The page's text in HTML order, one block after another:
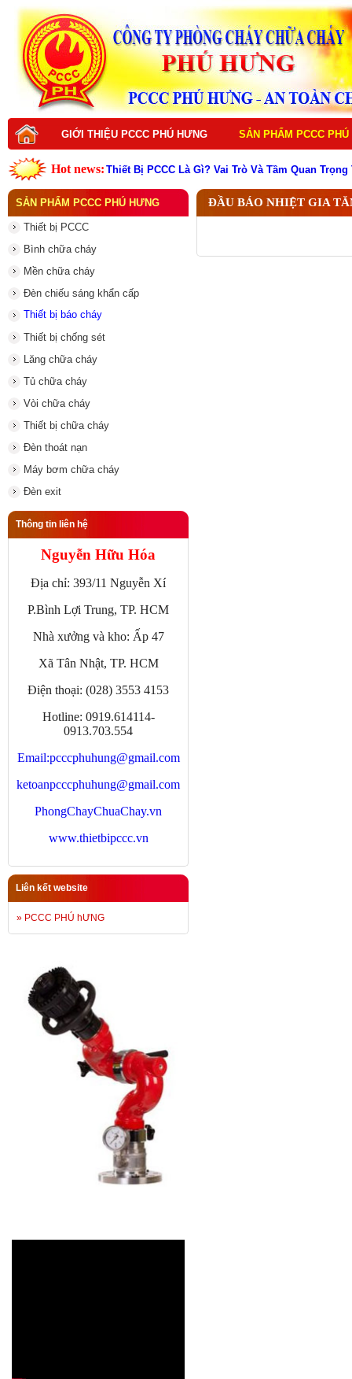
GIỚI THIỆU PCCC PHÚ HƯNG SẢN PHẨM PCCC PHÚ
Hot news: Thiết Bị PCCC Là Gì? Vai Trò Và Tầm Quan
Vì sao nên đầu tư thiết bị PCCC chất lượng cao
Dịch vụ thiết kế hệ thống PCCC
Dịch vụ bảo trì hệ thống PCCC
Dịch vụ nạp sạc bình chữa cháy
SẢN PHẨM PCCC PHÚ HƯNG
Thiết bị PCCC
Bình chữa cháy
Mền chữa cháy
Đèn chiếu sáng khẩn cấp
Thiết bị báo cháy
Thiết bị chống sét
Lăng chữa cháy
Tủ chữa cháy
Vòi chữa cháy
Thiết bị chữa cháy
Đèn thoát nạn
Máy bơm chữa cháy
Đèn exit
Thông tin liên hệ
Nguyễn Hữu Hóa
Địa chỉ: 393/11 Nguyễn Xí
P.Bình Lợi Trung, TP. HCM
Nhà xưởng và kho: Ấp 47
Xã Tân Nhật, TP. HCM
Điện thoại: (028) 3553 4153
Hotline: 0919.614114-
0913.703.554
Email:pcccphuhung@gmail.com
ketoanpcccphuhung@gmail.com
PhongChayChuaChay.vn
www.thietbipccc.vn
Liên kết website
» PCCC PHÚ hƯNG
ĐẦU BÁO NHIỆT GIA